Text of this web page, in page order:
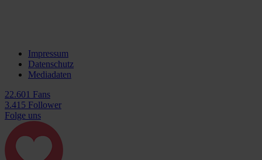
Impressum
Datenschutz
Mediadaten
22.601 Fans
3.415 Follower
Folge uns